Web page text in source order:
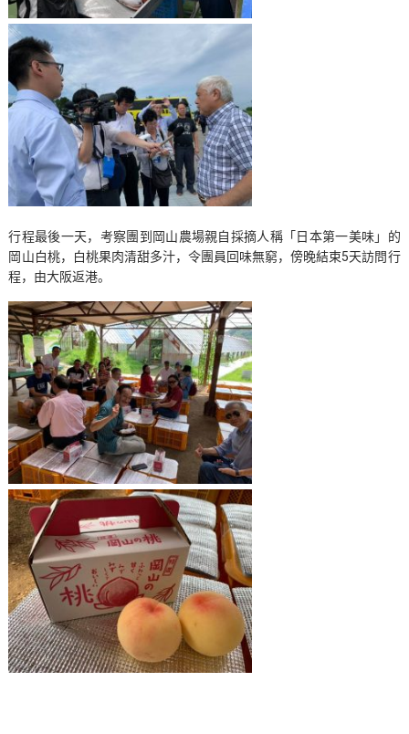
行程最後一天，考察團到岡山農場親自採摘人稱「日本第一美味」的
岡山白桃，白桃果肉清甜多汁，令團員回味無窮，傍晚結束5天訪問行
程，由大阪返港。